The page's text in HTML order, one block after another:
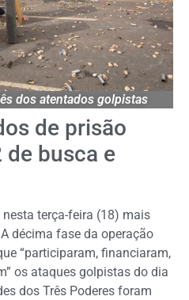
dos atentados golpistas
de prisão
de busca e
terça-feira (18) mais
décima fase da operação
“participaram, financiaram,
os ataques golpistas do dia
dos Três Poderes foram